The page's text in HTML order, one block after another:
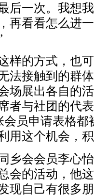
后一次。我想
再看看怎么进
的方式，也可
法接触到的群
场展出各自的
者与社团的代
会员申请表格
用这个机会，
会会员李心怡
会的活动，他
现自己有很多